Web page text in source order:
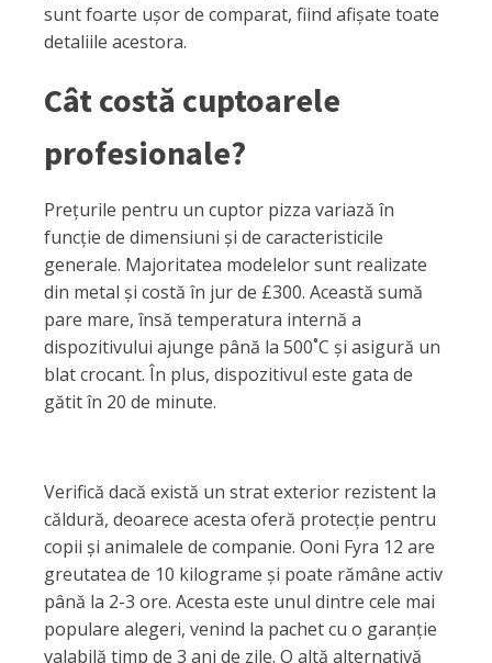
sunt foarte ușor de comparat, fiind afișate toate
detaliile acestora.
Cât costă cuptoarele
profesionale?
Prețurile pentru un cuptor pizza variază în
funcție de dimensiuni și de caracteristicile
generale. Majoritatea modelelor sunt realizate
din metal și costă în jur de £300. Această sumă
pare mare, însă temperatura internă a
dispozitivului ajunge până la 500˚C și asigură un
blat crocant. În plus, dispozitivul este gata de
gătit în 20 de minute.
Verifică dacă există un strat exterior rezistent la
căldură, deoarece acesta oferă protecție pentru
copii și animalele de companie. Ooni Fyra 12 are
greutatea de 10 kilograme și poate rămâne activ
până la 2-3 ore. Acesta este unul dintre cele mai
populare alegeri, venind la pachet cu o garanție
valabilă timp de 3 ani de zile. O altă alternativă